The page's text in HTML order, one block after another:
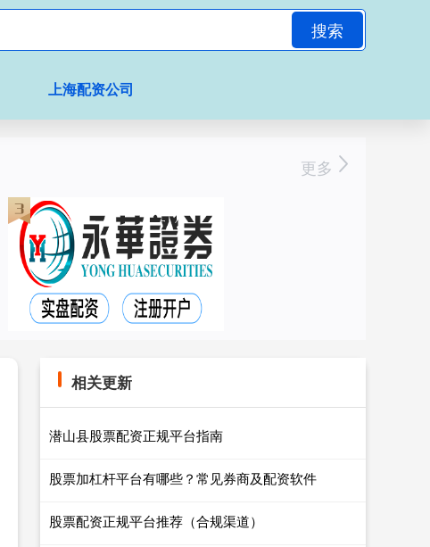
搜索
上海配资公司
更多
相关更新
潜山县股票配资正规平台指南
股票加杠杆平台有哪些？常见券商及配资软件
股票配资正规平台推荐（合规渠道）